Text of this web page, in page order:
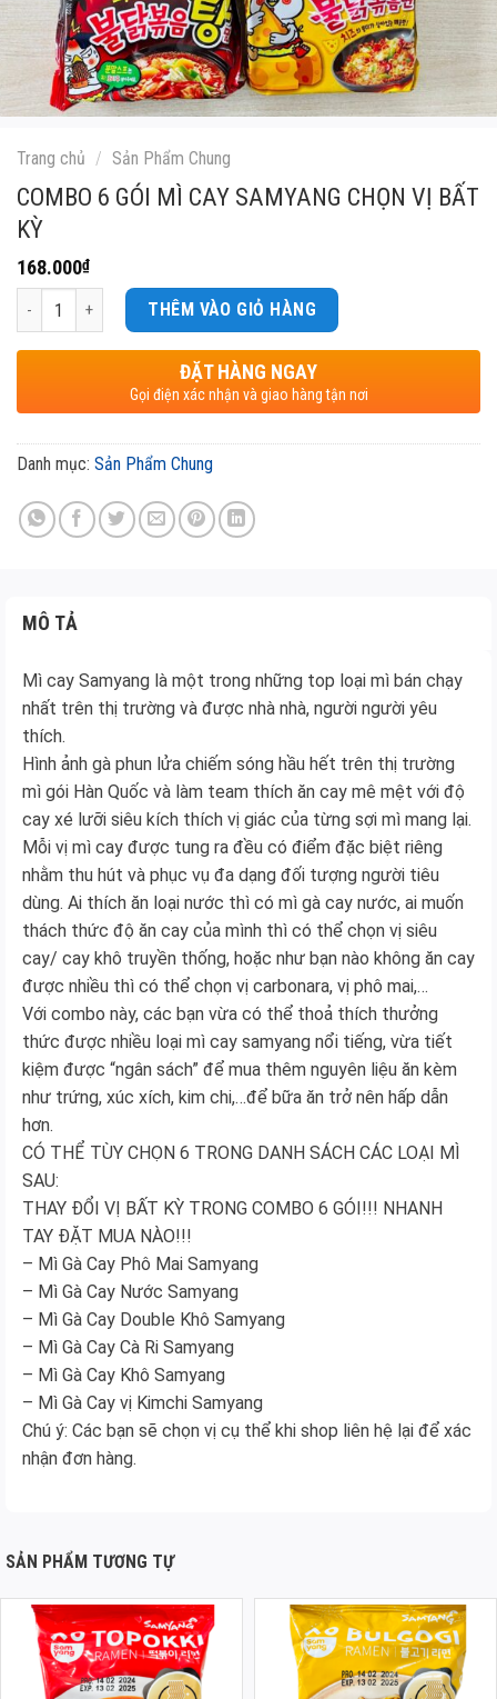
Trang chủ / Sản Phẩm Chung
COMBO 6 GÓI MÌ CAY SAMYANG CHỌN VỊ BẤT
KỲ
168.000₫
Số lượng THÊM VÀO GIỎ HÀNG
ĐẶT HÀNG NGAY
Gọi điện xác nhận và giao hàng tận nơi
Danh mục: Sản Phẩm Chung
MÔ TẢ
Mì cay Samyang là một trong những top loại mì bán chạy
nhất trên thị trường và được nhà nhà, người người yêu
thích.
Hình ảnh gà phun lửa chiếm sóng hầu hết trên thị trường
mì gói Hàn Quốc và làm team thích ăn cay mê mệt với độ
cay xé lưỡi siêu kích thích vị giác của từng sợi mì mang lại.
Mỗi vị mì cay được tung ra đều có điểm đặc biệt riêng
nhằm thu hút và phục vụ đa dạng đối tượng người tiêu
dùng. Ai thích ăn loại nước thì có mì gà cay nước, ai muốn
thách thức độ ăn cay của mình thì có thể chọn vị siêu
cay/ cay khô truyền thống, hoặc như bạn nào không ăn cay
được nhiều thì có thể chọn vị carbonara, vị phô mai,…
Với combo này, các bạn vừa có thể thoả thích thưởng
thức được nhiều loại mì cay samyang nổi tiếng, vừa tiết
kiệm được “ngân sách” để mua thêm nguyên liệu ăn kèm
như trứng, xúc xích, kim chi,…để bữa ăn trở nên hấp dẫn
hơn.
CÓ THỂ TÙY CHỌN 6 TRONG DANH SÁCH CÁC LOẠI MÌ
SAU:
THAY ĐỔI VỊ BẤT KỲ TRONG COMBO 6 GÓI!!! NHANH
TAY ĐẶT MUA NÀO!!!
– Mì Gà Cay Phô Mai Samyang
– Mì Gà Cay Nước Samyang
– Mì Gà Cay Double Khô Samyang
– Mì Gà Cay Cà Ri Samyang
– Mì Gà Cay Khô Samyang
– Mì Gà Cay vị Kimchi Samyang
Chú ý: Các bạn sẽ chọn vị cụ thể khi shop liên hệ lại để xác
nhận đơn hàng.
SẢN PHẨM TƯƠNG TỰ